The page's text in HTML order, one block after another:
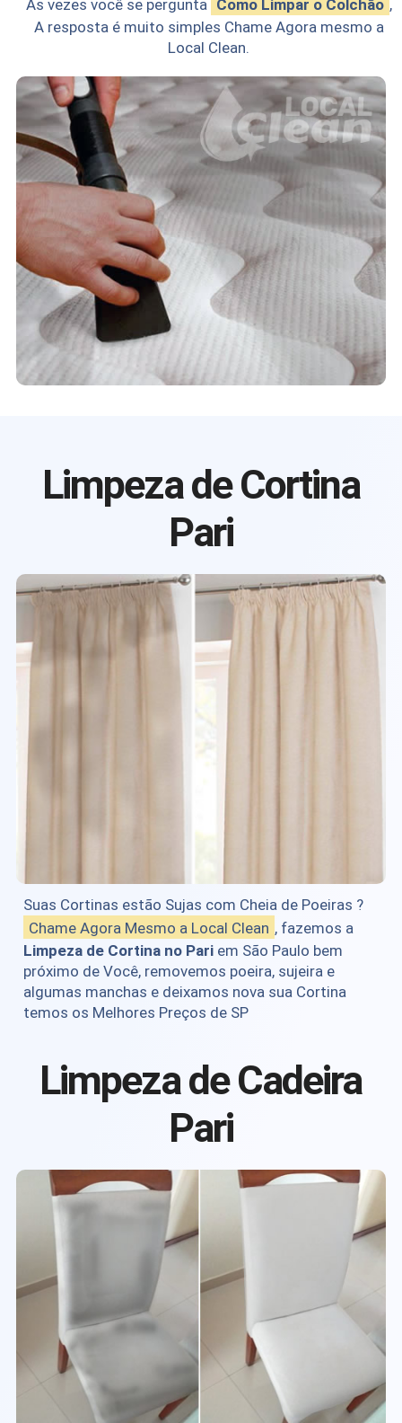
As vezes você se pergunta Como Limpar o Colchão ,
A resposta é muito simples Chame Agora mesmo a
Local Clean.
Limpeza de Cortina
Pari
Suas Cortinas estão Sujas com Cheia de Poeiras ?
Chame Agora Mesmo a Local Clean , fazemos a
Limpeza de Cortina no Pariem São Paulo bem
próximo de Você, removemos poeira, sujeira e
algumas manchas e deixamos nova sua Cortina
temos os Melhores Preços de SP
Limpeza de Cadeira
Pari